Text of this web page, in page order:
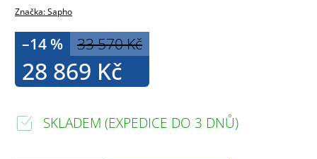
Značka:Sapho
33 570 Kč
–14 %
28 869 Kč
SKLADEM (EXPEDICE DO 3 DNŮ)